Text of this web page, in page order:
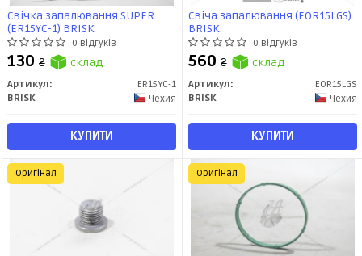
Свічка запалювання SUPER
(ER15YC-1) BRISK
0 відгуків
130 ₴ склад
Артикул:
ER15YC-1
BRISK
Чехия
КУПИТИ
Свіча запалювання (EOR15LGS)
BRISK
0 відгуків
560 ₴ склад
Артикул:
EOR15LGS
BRISK
Чехия
КУПИТИ
Оригінал Оригінал